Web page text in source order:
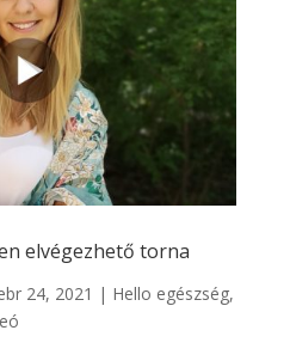
elvégezhető torna
24, 2021 | Hello egészség,